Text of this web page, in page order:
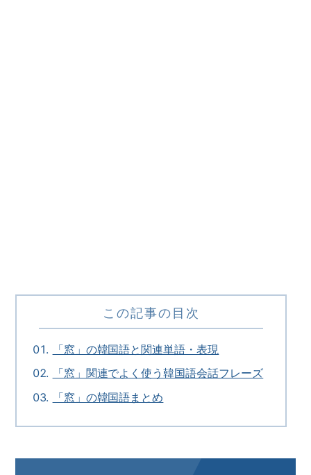
この記事の目次
「窓」の韓国語と関連単語・表現
「窓」関連でよく使う韓国語会話フレーズ
「窓」の韓国語まとめ